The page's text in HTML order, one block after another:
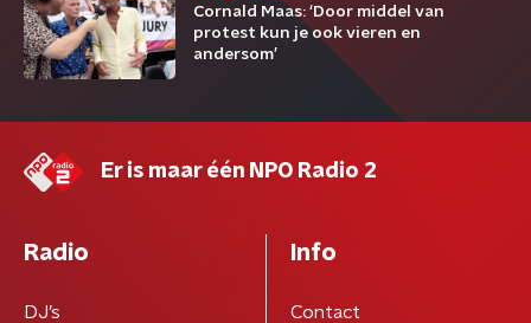
Cornald Maas: ‘Door middel van
protest kun je ook vieren en
andersom’
Er is maar één NPO Radio 2
Radio
DJ’s
Info
Contact